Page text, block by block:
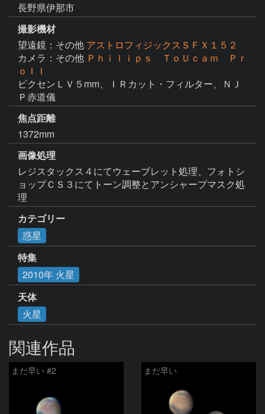
長野県伊那市
撮影機材
望遠鏡：その他 アストロフィジックスＳＦＸ１５２
カメラ：その他 Ｐｈｉｌｉｐｓ ＴｏＵｃａｍ Ｐｒ
ｏＩＩ
ビクセンＬＶ５mm、ＩＲカット・フィルター、ＮＪ
Ｐ赤道儀
焦点距離
1372mm
画像処理
レジスタックス４にてウェーブレット処理、フォトシ
ョップＣＳ３にてトーン調整とアンシャープマスク処
理
カテゴリー
惑星
特集
2010年 火星
天体
火星
関連作品
まだ早い #2 まだ早い